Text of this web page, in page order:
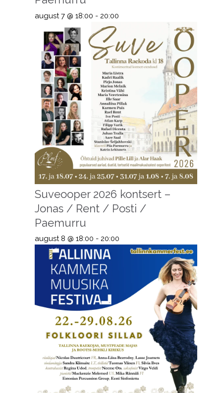
august 7 @ 18:00 - 20:00
Suveooper 2026 kontsert –
Jonas / Rent / Posti /
Paemurru
august 8 @ 18:00 - 20:00